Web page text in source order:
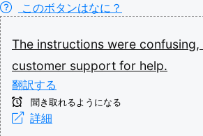
このボタンはなに？
The instructions were confusing,
customer support for help.
翻訳する
聞き取れるようになる
詳細